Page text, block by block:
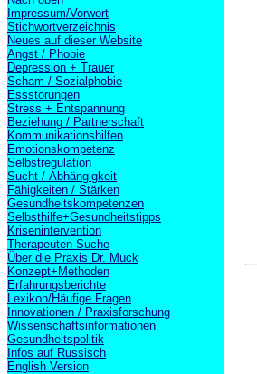
Impressum/Vorwort
Stichwortverzeichnis
Neues auf dieser Website
Angst / Phobie
Depression + Trauer
Scham / Sozialphobie
Essstörungen
Stress + Entspannung
Beziehung / Partnerschaft
Kommunikationshilfen
Emotionskompetenz
Selbstregulation
Sucht / Abhängigkeit
Fähigkeiten / Stärken
Gesundheitskompetenzen
Selbsthilfe+Gesundheitstipps
Krisenintervention
Therapeuten-Suche
Über die Praxis Dr. Mück
Konzept+Methoden
Erfahrungsberichte
Lexikon/Häufige Fragen
Innovationen / Praxisforschung
Wissenschaftsinformationen
Gesundheitspolitik
Infos auf Russisch
English Version